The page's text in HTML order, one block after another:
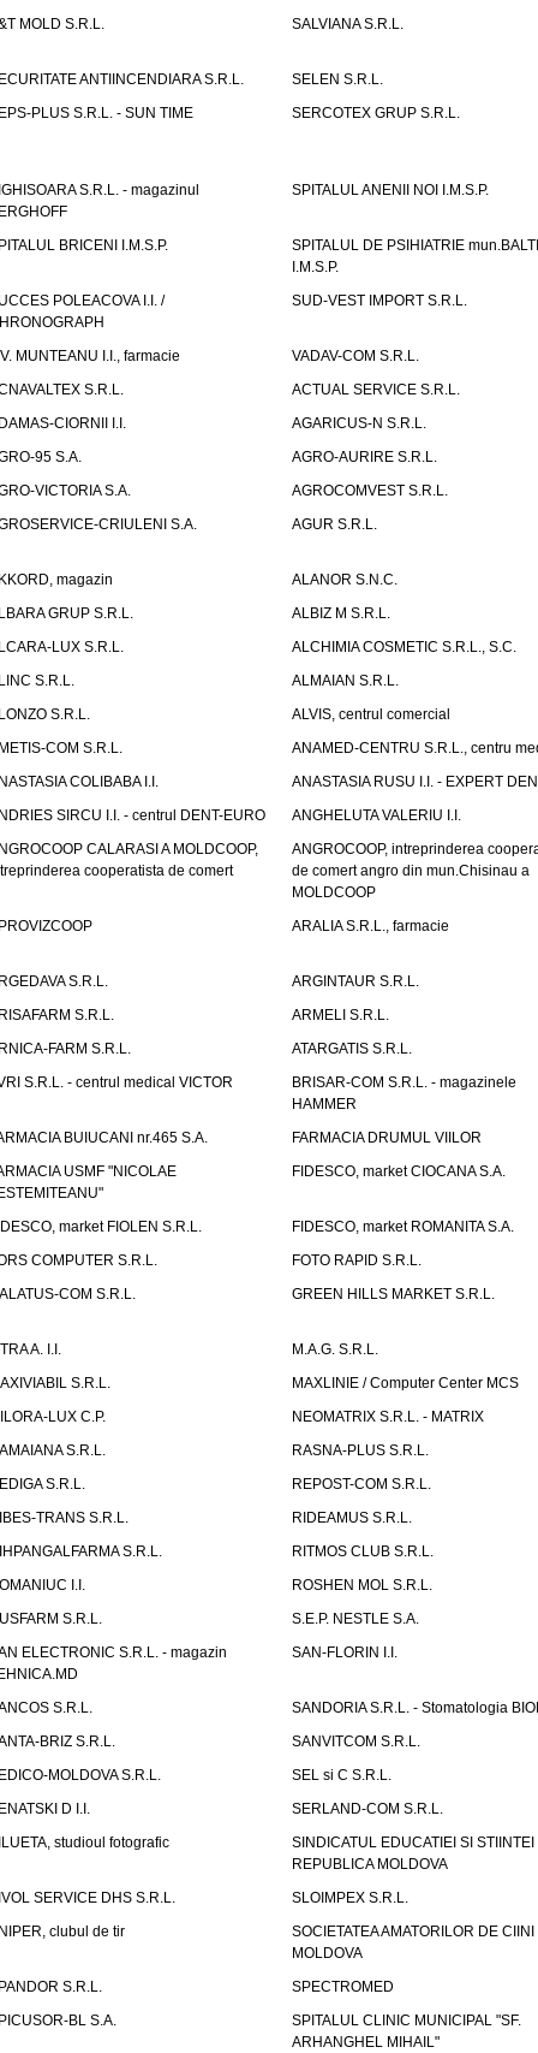
MOLD S.R.L.
SALVIANA S.R.L.
ANTIINCENDIARA S.R.L.
SELEN S.R.L.
PLUS S.R.L. - SUN TIME
SERCOTEX GRUP S.R.L.
S.R.L. - magazinul
SPITALUL ANENII NOI I.M.S.P.
BRICENI I.M.S.P.
SPITALUL DE PSIHIATRIE mun.BALTI
I.M.S.P.
POLEACOVA I.I. /
SUD-VEST IMPORT S.R.L.
MUNTEANU I.I., farmacie
VADAV-COM S.R.L.
S.R.L.
ACTUAL SERVICE S.R.L.
CIORNII I.I.
AGARICUS-N S.R.L.
95 S.A.
AGRO-AURIRE S.R.L.
VICTORIA S.A.
AGROCOMVEST S.R.L.
CRIULENI S.A.
AGUR S.R.L.
magazin
ALANOR S.N.C.
GRUP S.R.L.
ALBIZ M S.R.L.
LUX S.R.L.
ALCHIMIA COSMETIC S.R.L., S.C.
S.R.L.
ALMAIAN S.R.L.
S.R.L.
ALVIS, centrul comercial
COM S.R.L.
ANAMED-CENTRU S.R.L., centru
COLIBABA I.I.
ANASTASIA RUSU I.I. - EXPERT
SIRCU I.I. - centrul DENT-EURO
ANGHELUTA VALERIU I.I.
CALARASI A MOLDCOOP,
cooperatista de comert
ANGROCOOP, intreprinderea
de comert angro din mun.Chisinau a
MOLDCOOP
ARALIA S.R.L., farmacie
S.R.L.
ARGINTAUR S.R.L.
S.R.L.
ARMELI S.R.L.
FARM S.R.L.
ATARGATIS S.R.L.
S.R.L. - centrul medical VICTOR
BRISAR-COM S.R.L. - magazinele
HAMMER
BUIUCANI nr.465 S.A.
FARMACIA DRUMUL VIILOR
USMF "NICOLAE
FIDESCO, market CIOCANA S.A.
market FIOLEN S.R.L.
FIDESCO, market ROMANITA S.A.
COMPUTER S.R.L.
FOTO RAPID S.R.L.
COM S.R.L.
GREEN HILLS MARKET S.R.L.
A. I.I.
M.A.G. S.R.L.
S.R.L.
MAXLINIE / Computer Center MCS
LUX C.P.
NEOMATRIX S.R.L. - MATRIX
S.R.L.
RASNA-PLUS S.R.L.
S.R.L.
REPOST-COM S.R.L.
TRANS S.R.L.
RIDEAMUS S.R.L.
S.R.L.
RITMOS CLUB S.R.L.
I.I.
ROSHEN MOL S.R.L.
S.R.L.
S.E.P. NESTLE S.A.
ELECTRONIC S.R.L. - magazin
SAN-FLORIN I.I.
S.R.L.
SANDORIA S.R.L. - Stomatologia
BRIZ S.R.L.
SANVITCOM S.R.L.
MOLDOVA S.R.L.
SEL si C S.R.L.
D I.I.
SERLAND-COM S.R.L.
studioul fotografic
SINDICATUL EDUCATIEI SI STIINTEI
REPUBLICA MOLDOVA
SERVICE DHS S.R.L.
SLOIMPEX S.R.L.
clubul de tir
SOCIETATEA AMATORILOR DE CIINI
MOLDOVA
S.R.L.
SPECTROMED
BL S.A.
SPITALUL CLINIC MUNICIPAL "SF.
ARHANGHEL MIHAIL"